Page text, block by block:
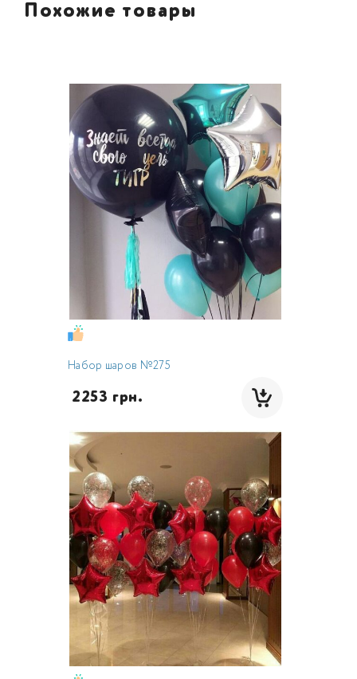
Похожие товары
Набор шаров №275
2253 грн.